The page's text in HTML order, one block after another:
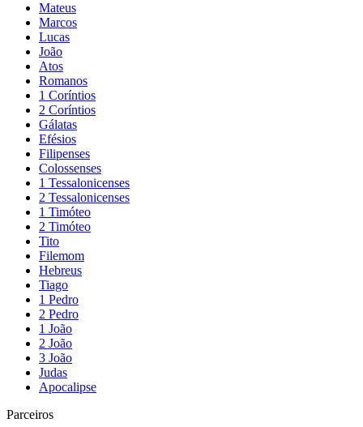
Mateus
Marcos
Lucas
João
Atos
Romanos
1 Coríntios
2 Coríntios
Gálatas
Efésios
Filipenses
Colossenses
1 Tessalonicenses
2 Tessalonicenses
1 Timóteo
2 Timóteo
Tito
Filemom
Hebreus
Tiago
1 Pedro
2 Pedro
1 João
2 João
3 João
Judas
Apocalipse
Parceiros